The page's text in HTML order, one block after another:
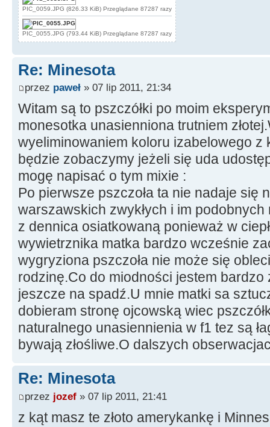
PIC_0059.JPG (826.33 KiB) Przeglądane 87287 razy
PIC_0055.JPG (793.44 KiB) Przeglądane 87287 razy
Re: Minesota
przez paweł » 07 lip 2011, 21:34
Witam są to pszczółki po moim
monesotka unasienniona trutniem
wyeliminowaniem koloru izabelowego z
będzie zobaczymy jeżeli się uda
mogę napisać o tym mixie :
Po pierwsze pszczoła ta nie nadaje się
warszawskich zwykłych i im
z dennica osiatkowaną ponieważ w
wywietrznika matka bardzo wcześnie
wygryziona pszczoła nie może się
rodzinę.Co do miodności jestem
jeszcze na spadź.U mnie matki sa
dobieram stronę ojcowską wiec
naturalnego unasiennienia w f1 tez są
bywają złośliwe.O dalszych
Re: Minesota
przez jozef » 07 lip 2011, 21:41
z kąt masz te złoto amerykankę i